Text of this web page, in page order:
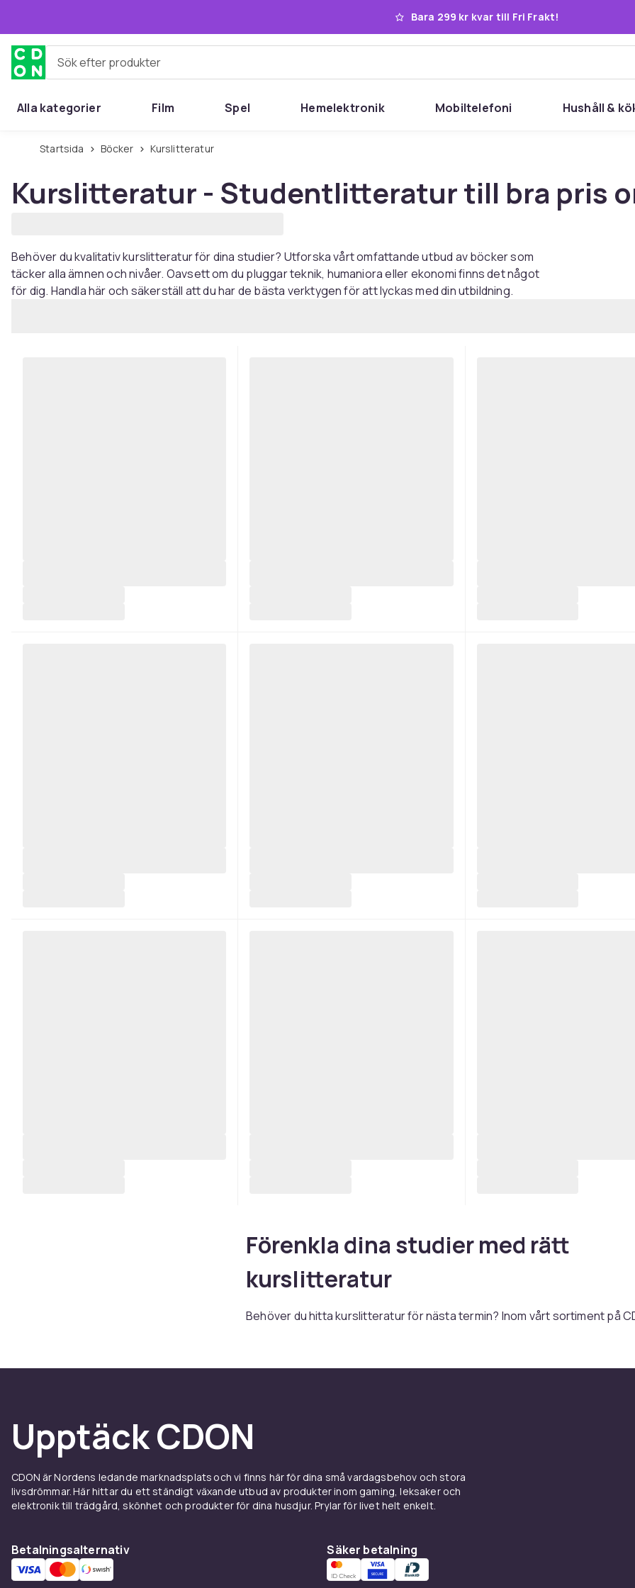
Bara 299 kr kvar till Fri Frakt!
Sök efter produkter
Alla kategorier Film Spel Hemelektronik Mobiltelefoni Hushåll &
Startsida Böcker Kurslitteratur
Kurslitteratur - Studentlitteratur till bra pris
Behöver du kvalitativ kurslitteratur för dina studier? Utforska vårt omfattande utbud av böcker som
täcker alla ämnen och nivåer. Oavsett om du pluggar teknik, humaniora eller ekonomi finns det något
för dig. Handla här och säkerställ att du har de bästa verktygen för att lyckas med din utbildning.
Förenkla dina studier med rätt
kurslitteratur
Behöver du hitta kurslitteratur för nästa termin? Inom vårt sortiment på
kurslitteratur du behöver för att lyckas.
läromedel kan du lägga en stabil grund för din akademiska framgång.
förenklar vi inköp genom att erbjuda ett brett spektrum av titlar på ett och
Vill du komma igång med studierna på bästa sätt? Shoppa nu och upptäck
fördelarna med att ha rätt kurslitteratur. Vår omfattande katalog gör det
att förbättra din studiekvalitet, finns vi här för att hjälpa dig. Se alla
välj de som passar bäst för dina kursers behov.
Upptäck CDON
CDON är Nordens ledande marknadsplats och vi finns här för dina små vardagsbehov och stora
livsdrömmar. Här hittar du ett ständigt växande utbud av produkter inom gaming, leksaker och
elektronik till trädgård, skönhet och produkter för dina husdjur. Prylar för livet helt enkelt.
Betalningsalternativ Säker betalning